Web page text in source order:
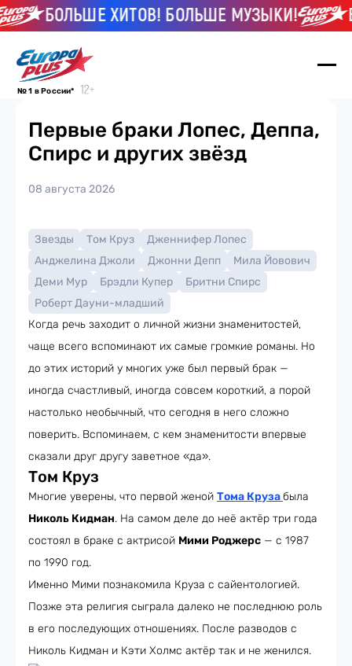
БОЛЬШЕ ХИТОВ! БОЛЬШЕ МУЗЫКИ!
№ 1 в России*
Первые браки Лопес, Деппа,
Спирс и других звёзд
08 августа 2026
Звезды Том Круз
Дженнифер Лопес
Анджелина Джоли
Джонни Депп
Мила Йовович
Деми Мур
Брэдли Купер
Бритни Спирс
Роберт Дауни-младший
Когда речь заходит о личной жизни знаменитостей,
чаще всего вспоминают их самые громкие романы. Но
до этих историй у многих уже был первый брак —
иногда счастливый, иногда совсем короткий, а порой
настолько необычный, что сегодня в него сложно
поверить. Вспоминаем, с кем знаменитости впервые
сказали друг другу заветное «да».
Том Круз
Многие уверены, что первой женой Тома Круза была
Николь Кидман. На самом деле до неё актёр три года
состоял в браке с актрисой Мими Роджерс — с 1987
по 1990 год.
Именно Мими познакомила Круза с сайентологией.
Позже эта религия сыграла далеко не последнюю роль
в его последующих отношениях. После разводов с
Николь Кидман и Кэти Холмс актёр так и не женился.